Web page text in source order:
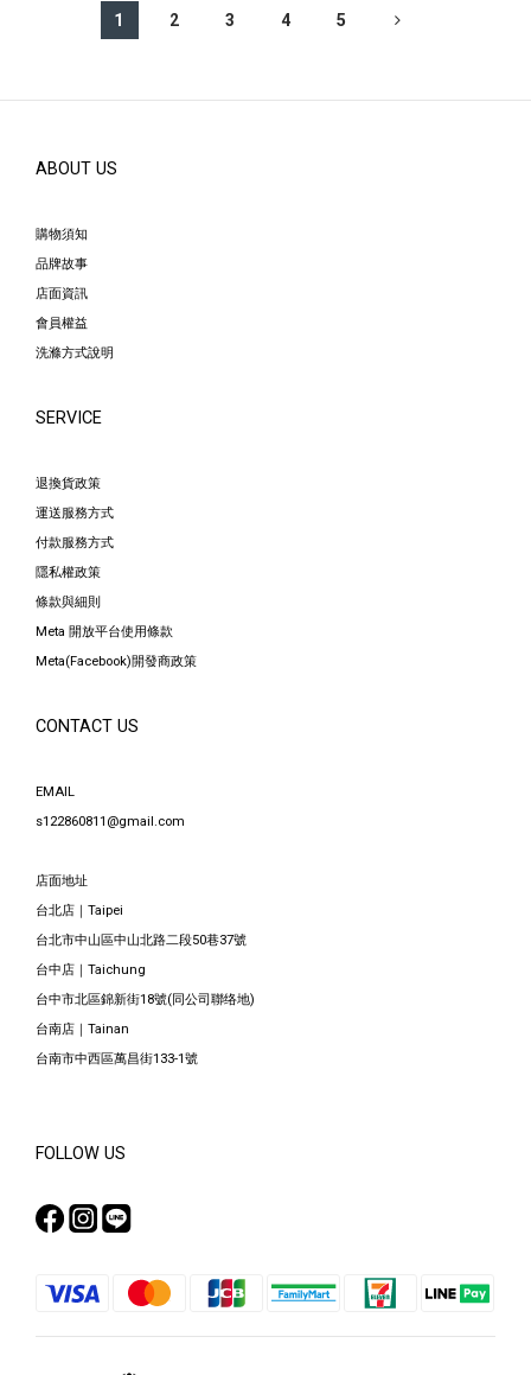
1 2 3 4 5
ABOUT US
購物須知
品牌故事
店面資訊
會員權益
洗滌方式說明
SERVICE
退換貨政策
運送服務方式
付款服務方式
隱私權政策
條款與細則
Meta 開放平台使用條款
Meta(Facebook)開發商政策
CONTACT US
EMAIL
s122860811@gmail.com
店面地址
台北店｜Taipei
台北市中山區中山北路二段50巷37號
台中店｜Taichung
台中市北區錦新街18號(同公司聯络地)
台南店｜Tainan
台南市中西區萬昌街133-1號
FOLLOW US